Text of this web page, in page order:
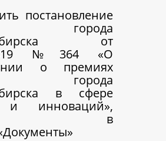
постановление
города
от
№364 «О
о премиях
города
в сфере
и инноваций»,
в